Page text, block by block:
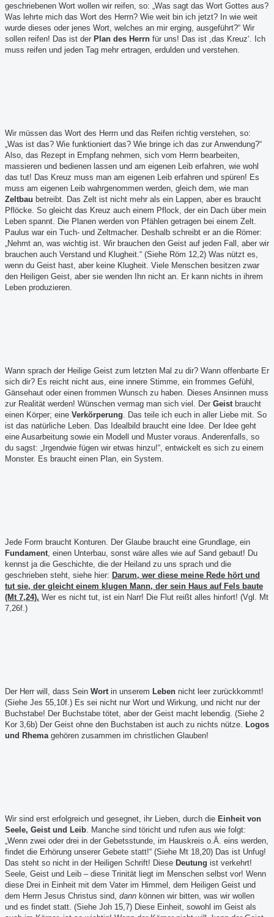
geschriebenen Wort wollen wir reifen, so: „Was sagt das Wort Gottes aus?
Was lehrte mich das Wort des Herrn? Wie weit bin ich jetzt? In wie weit
wurde dieses oder jenes Wort, welches an mir erging, ausgeführt?“ Wir
sollen reifen! Das ist der Plan des Herrn für uns! Das ist ,das Kreuz‘. Ich
muss reifen und jeden Tag mehr ertragen, erdulden und verstehen.
Wir müssen das Wort des Herrn und das Reifen richtig verstehen, so:
„Was ist das? Wie funktioniert das? Wie bringe ich das zur Anwendung?“
Also, das Rezept in Empfang nehmen, sich vom Herrn bearbeiten,
massieren und bedienen lassen und am eigenen Leib erfahren, wie wohl
das tut! Das Kreuz muss man am eigenen Leib erfahren und spüren! Es
muss am eigenen Leib wahrgenommen werden, gleich dem, wie man
Zeltbau betreibt. Das Zelt ist nicht mehr als ein Lappen, aber es braucht
Pflöcke. So gleicht das Kreuz auch einem Pflock, der ein Dach über mein
Leben spannt. Die Planen werden von Pfählen getragen bei einem Zelt.
Paulus war ein Tuch- und Zeltmacher. Deshalb schreibt er an die Römer:
„Nehmt an, was wichtig ist. Wir brauchen den Geist auf jeden Fall, aber wir
brauchen auch Verstand und Klugheit.“ (Siehe Röm 12,2) Was nützt es,
wenn du Geist hast, aber keine Klugheit. Viele Menschen besitzen zwar
den Heiligen Geist, aber sie wenden Ihn nicht an. Er kann nichts in ihrem
Leben produzieren.
Wann sprach der Heilige Geist zum letzten Mal zu dir? Wann offenbarte Er
sich dir? Es reicht nicht aus, eine innere Stimme, ein frommes Gefühl,
Gänsehaut oder einen frommen Wunsch zu haben. Dieses Ansinnen muss
zur Realität werden! Wünschen vermag man sich viel. Der Geist braucht
einen Körper; eine Verkörperung . Das teile ich euch in aller Liebe mit. So
ist das natürliche Leben. Das Idealbild braucht eine Idee. Der Idee geht
eine Ausarbeitung sowie ein Modell und Muster voraus. Anderenfalls, so
du sagst: „Irgendwie fügen wir etwas hinzu!“, entwickelt es sich zu einem
Monster. Es braucht einen Plan, ein System.
Jede Form braucht Konturen. Der Glaube braucht eine Grundlage, ein
Fundament , einen Unterbau, sonst wäre alles wie auf Sand gebaut! Du
kennst ja die Geschichte, die der Heiland zu uns sprach und die
geschrieben steht, siehe hier: Darum, wer diese meine Rede hört und
tut sie, der gleicht einem klugen Mann, der sein Haus auf Fels baute
(Mt 7,24). Wer es nicht tut, ist ein Narr! Die Flut reißt alles hinfort! (Vgl. Mt
7,26f.)
Der Herr will, dass Sein Wort in unserem Leben nicht leer zurückkommt!
(Siehe Jes 55,10f.) Es sei nicht nur Wort und Wirkung, und nicht nur der
Buchstabe! Der Buchstabe tötet, aber der Geist macht lebendig. (Siehe 2
Kor 3,6b) Der Geist ohne den Buchstaben ist auch zu nichts nütze.
Logos
und Rhema gehören zusammen im christlichen Glauben!
Wir sind erst erfolgreich und gesegnet, ihr Lieben, durch die Einheit von
Seele, Geist und Leib . Manche sind töricht und rufen aus wie folgt:
„Wenn zwei oder drei in der Gebetsstunde, im Hauskreis o.Ä. eins werden,
findet die Erhörung unserer Gebete statt!“ (Siehe Mt 18,20) Das ist Unfug!
Das steht so nicht in der Heiligen Schrift! Diese Deutung ist verkehrt!
Seele, Geist und Leib – diese Trinität liegt im Menschen selbst vor! Wenn
diese Drei in Einheit mit dem Vater im Himmel, dem Heiligen Geist und
dem Herrn Jesus Christus sind, dann können wir bitten, was wir wollen
und es findet statt. (Siehe Joh 15,7) Diese Einheit, sowohl im Geist als